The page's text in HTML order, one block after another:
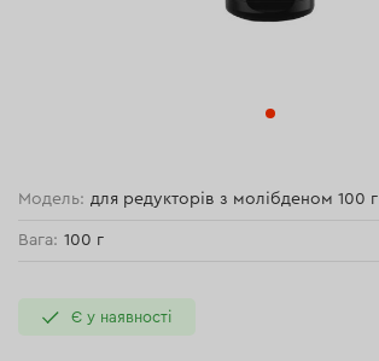
Модель: для редукторів з молібденом 100 г
Вага: 100 г
Є у наявності